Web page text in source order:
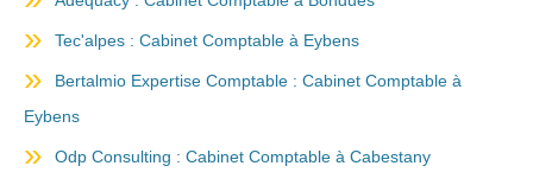
Tec'alpes : Cabinet Comptable à Eybens
Bertalmio Expertise Comptable : Cabinet Comptable à
Eybens
Odp Consulting : Cabinet Comptable à Cabestany